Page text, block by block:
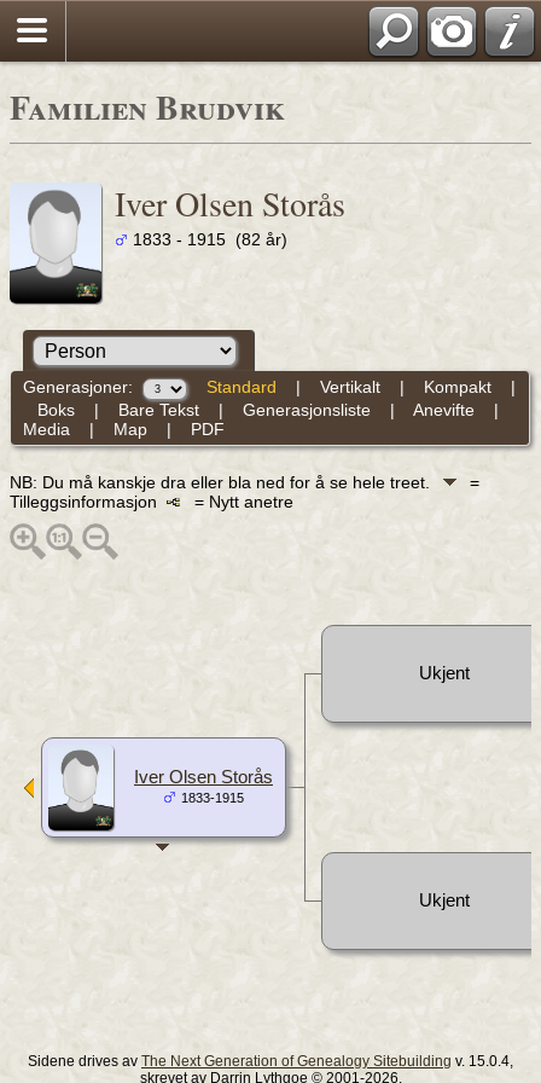
Familien Brudvik
Iver Olsen Storås
1833 - 1915 (82 år)
Generasjoner: Standard | Vertikalt| Kompakt|
Boks| Bare Tekst| Generasjonsliste| Anevifte|
Media | Map| PDF
NB: Du må kanskje dra eller bla ned for å se hele treet.
=
Tilleggsinformasjon
= Nytt anetre
Iver Olsen Storås
1833-1915
Ukjent
Ukjent
Sidene drives av The Next Generation of Genealogy Sitebuilding v. 15.0.4,
skrevet av Darrin Lythgoe © 2001-2026.